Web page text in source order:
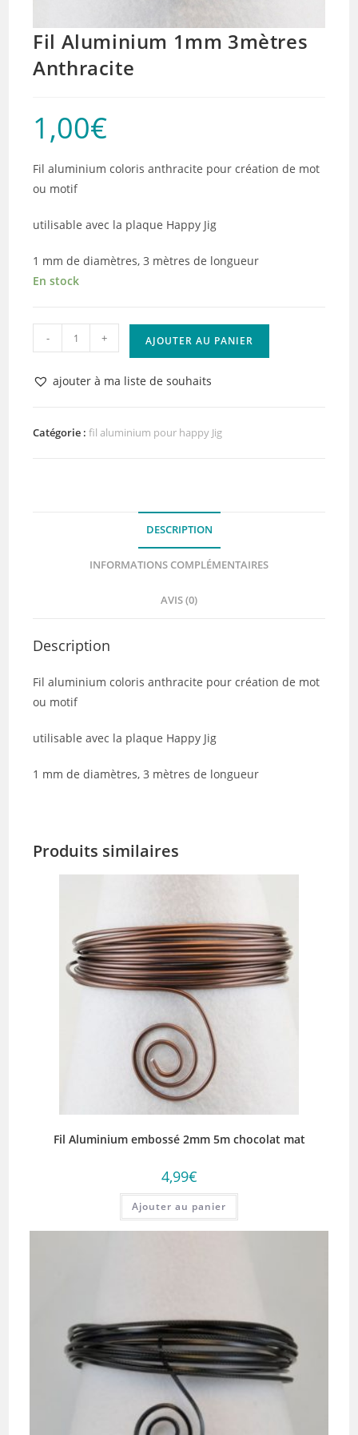
Fil Aluminium 1mm 3mètres
Anthracite
1,00€
Fil aluminium coloris anthracite pour création de mot
ou motif
utilisable avec la plaque Happy Jig
1 mm de diamètres, 3 mètres de longueur
En stock
quantité
de
Fil
Aluminium
3mètres
- + AJOUTER AU PANIER
ajouter à ma liste de souhaits
Catégorie :fil aluminium pour happy Jig
DESCRIPTION
INFORMATIONS COMPLÉMENTAIRES
AVIS (0)
Description
Fil aluminium coloris anthracite pour création de mot
ou motif
utilisable avec la plaque Happy Jig
1 mm de diamètres, 3 mètres de longueur
Produits similaires
Fil Aluminium embossé 2mm 5m chocolat mat
4,99€
Ajouter au panier